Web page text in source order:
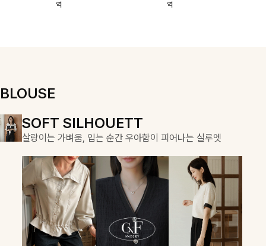
스에요🖤
역
할 수 있어요🤍
역
BLOUSE
SOFT SILHOUETT
살랑이는 가벼움, 입는 순간 우아함이 피어나는 실루엣
COZY ESSENTIAL
매일의 일상을 부드럽게 감싸줄 니트 컬렉션
DOUBLE THE JOY
함께할 때 더욱 완벽한, 합리적인 선택으로 채우는 즐거움